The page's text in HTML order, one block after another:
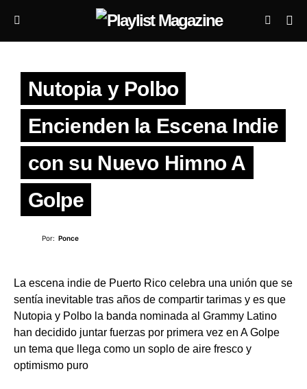
Nutopia y Polbo
Encienden la Escena Indie
con su Nuevo Himno A
Golpe
Por: Ponce
La escena indie de Puerto Rico celebra una unión que se
sentía inevitable tras años de compartir tarimas y es que
Nutopia y Polbo la banda nominada al Grammy Latino
han decidido juntar fuerzas por primera vez en A Golpe
un tema que llega como un soplo de aire fresco y
optimismo puro